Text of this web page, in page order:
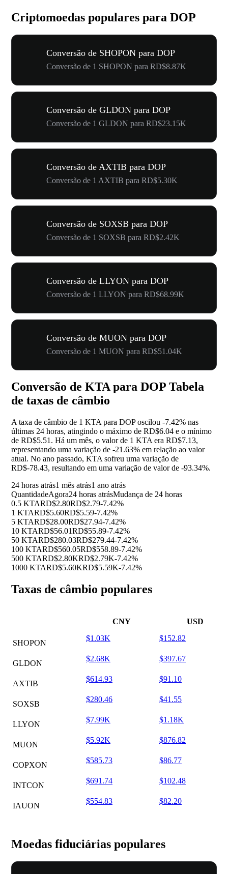
Criptomoedas populares para DOP
Conversão de SHOPON para DOP
Conversão de 1 SHOPON para RD$8.87K
Conversão de GLDON para DOP
Conversão de 1 GLDON para RD$23.15K
Conversão de AXTIB para DOP
Conversão de 1 AXTIB para RD$5.30K
Conversão de SOXSB para DOP
Conversão de 1 SOXSB para RD$2.42K
Conversão de LLYON para DOP
Conversão de 1 LLYON para RD$68.99K
Conversão de MUON para DOP
Conversão de 1 MUON para RD$51.04K
Conversão de KTA para DOP Tabela
de taxas de câmbio
A taxa de câmbio de 1 KTA para DOP oscilou -7.42% nas
últimas 24 horas, atingindo o máximo de RD$6.04 e o mínimo
de RD$5.51. Há um mês, o valor de 1 KTA era RD$7.13,
representando uma variação de -21.63% em relação ao valor
atual. No ano passado, KTA sofreu uma variação de
RD$-78.43, resultando em uma variação de valor de -93.34%.
24 horas atrás1 mês atrás1 ano atrás
QuantidadeAgora24 horas atrásMudança de 24 horas
0.5 KTARD$2.80RD$2.79-7.42%
1 KTARD$5.60RD$5.59-7.42%
5 KTARD$28.00RD$27.94-7.42%
10 KTARD$56.01RD$55.89-7.42%
50 KTARD$280.03RD$279.44-7.42%
100 KTARD$560.05RD$558.89-7.42%
500 KTARD$2.80KRD$2.79K-7.42%
1000 KTARD$5.60KRD$5.59K-7.42%
Taxas de câmbio populares
CNY USD
SHOPON
$1.03K $152.82
GLDON
$2.68K $397.67
AXTIB
$614.93 $91.10
SOXSB
$280.46 $41.55
LLYON
$7.99K $1.18K
MUON
$5.92K $876.82
COPXON
$585.73 $86.77
INTCON
$691.74 $102.48
IAUON
$554.83 $82.20
Moedas fiduciárias populares